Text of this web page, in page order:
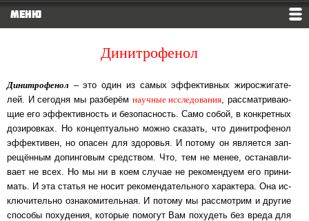
МЕНЮ
Динитрофенол
Динитрофенол ‒ это один из самых эф­фек­тив­ных жиро­сжи­га­те­
лей. И се­год­ня мы раз­бе­рём на­уч­ные ис­сле­до­ва­ния , рас­смат­ри­ва­ю­
щие его эф­фек­тив­ность и безо­пас­ность. Само собой, в конк­рет­ных
до­зи­ров­ках. Но кон­цеп­ту­аль­но можно сказать, что динитро­фе­нол
эф­фек­ти­вен, но опасен для здо­ро­вья. И потому он яв­ля­ет­ся зап­
ре­щён­ным до­пин­го­вым сред­с­т­вом. Что, тем не менее, ос­та­нав­ли­
ва­ет не всех. Но мы ни в коем слу­чае не ре­ко­мен­ду­ем его при­ни­
мать. И эта статья не носит ре­ко­мен­да­тель­но­го ха­рак­те­ра. Она ис­
клю­чи­тель­но оз­на­ко­ми­тель­ная. И потому мы рас­смот­рим и другие
способы по­ху­де­ния, ко­то­рые по­мо­гут Вам по­ху­деть без вреда для